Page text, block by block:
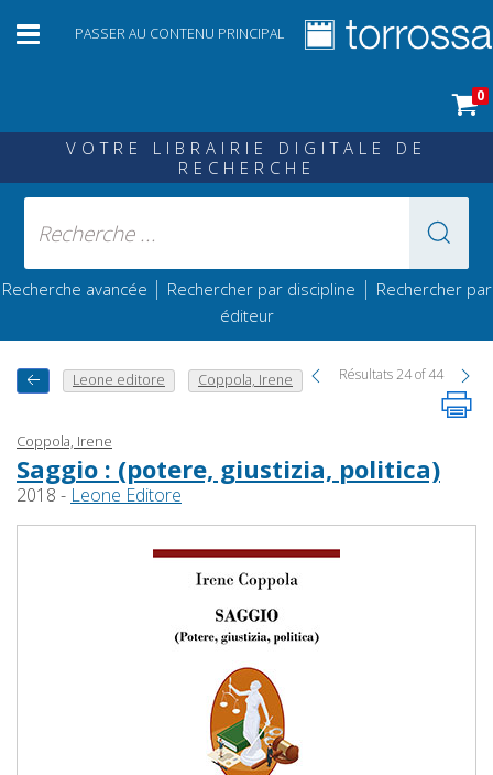
PASSER AU CONTENU PRINCIPAL
0
VOTRE LIBRAIRIE DIGITALE DE
RECHERCHE
Recherche avancée | Rechercher par discipline | Rechercher par
éditeur
Leone editore Coppola, Irene Résultats 24 of 44
Coppola, Irene
Saggio : (potere, giustizia, politica)
2018 - Leone Editore